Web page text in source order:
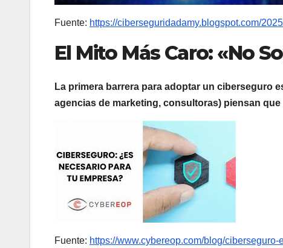
Fuente: https://ciberseguridadamy.blogspot.com/
El Mito Más Caro: «No
La primera barrera para adoptar un ciberseguro
agencias de marketing, consultoras) piensan
Fuente: https://www.cybereop.com/blog/